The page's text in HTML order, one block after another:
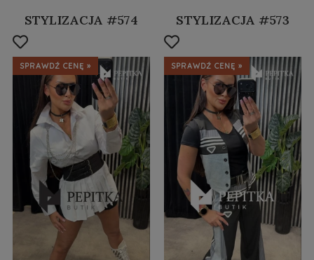
STYLIZACJA #574
SPRAWDŹ CENĘ »
STYLIZACJA #573
SPRAWDŹ CENĘ »